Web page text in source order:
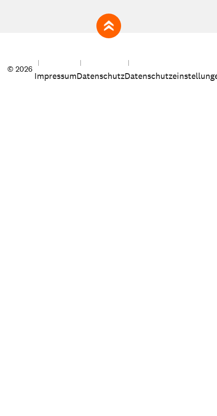
zum Seitenanfang
© 2026
ImpressumDatenschutz